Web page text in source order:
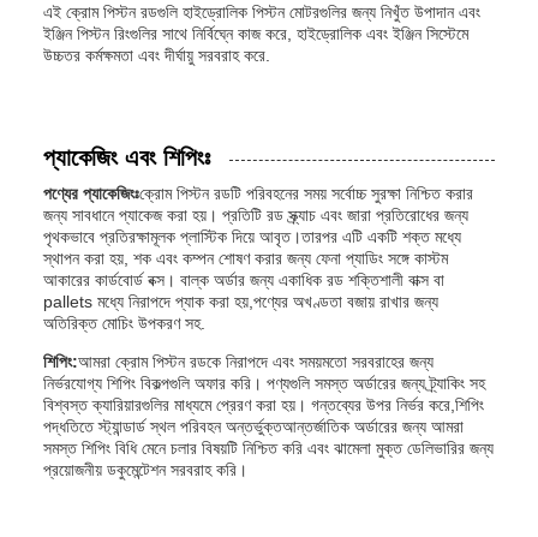
এই ক্রোম পিস্টন রডগুলি হাইড্রোলিক পিস্টন মোটরগুলির জন্য নিখুঁত উপাদান এবং
ইঞ্জিন পিস্টন রিংগুলির সাথে নির্বিঘ্নে কাজ করে, হাইড্রোলিক এবং ইঞ্জিন সিস্টেমে
উচ্চতর কর্মক্ষমতা এবং দীর্ঘায়ু সরবরাহ করে.
প্যাকেজিং এবং শিপিংঃ
পণ্যের প্যাকেজিংঃক্রোম পিস্টন রডটি পরিবহনের সময় সর্বোচ্চ সুরক্ষা নিশ্চিত করার
জন্য সাবধানে প্যাকেজ করা হয়। প্রতিটি রড স্ক্র্যাচ এবং জারা প্রতিরোধের জন্য
পৃথকভাবে প্রতিরক্ষামূলক প্লাস্টিক দিয়ে আবৃত।তারপর এটি একটি শক্ত মধ্যে
স্থাপন করা হয়, শক এবং কম্পন শোষণ করার জন্য ফেনা প্যাডিং সঙ্গে কাস্টম
আকারের কার্ডবোর্ড বক্স। বাল্ক অর্ডার জন্য একাধিক রড শক্তিশালী বাক্স বা
pallets মধ্যে নিরাপদে প্যাক করা হয়,পণ্যের অখণ্ডতা বজায় রাখার জন্য
অতিরিক্ত মোচিং উপকরণ সহ.
শিপিং:আমরা ক্রোম পিস্টন রডকে নিরাপদে এবং সময়মতো সরবরাহের জন্য
নির্ভরযোগ্য শিপিং বিকল্পগুলি অফার করি। পণ্যগুলি সমস্ত অর্ডারের জন্য ট্র্যাকিং সহ
বিশ্বস্ত ক্যারিয়ারগুলির মাধ্যমে প্রেরণ করা হয়। গন্তব্যের উপর নির্ভর করে,শিপিং
পদ্ধতিতে স্ট্যান্ডার্ড স্থল পরিবহন অন্তর্ভুক্তআন্তর্জাতিক অর্ডারের জন্য আমরা
সমস্ত শিপিং বিধি মেনে চলার বিষয়টি নিশ্চিত করি এবং ঝামেলা মুক্ত ডেলিভারির জন্য
প্রয়োজনীয় ডকুমেন্টেশন সরবরাহ করি।